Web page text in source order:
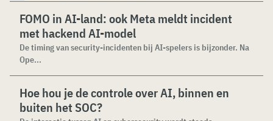
FOMO in AI-land: ook Meta meldt incident
met hackend AI-model
De timing van security-incidenten bij AI-spelers is bijzonder. Na
Ope...
Hoe hou je de controle over AI, binnen en
buiten het SOC?